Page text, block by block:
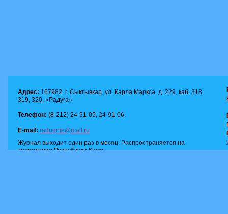
Адрес: 167982, г. Сыктывкар, ул. Карла Маркса, д. 229, каб. 318,
319, 320, «Радуга»
Телефон: (8-212) 24-91-05, 24-91-06.
E-mail: radugnie@mail.ru
Журнал выходит один раз в месяц. Распространяется на
территории Республики Коми.